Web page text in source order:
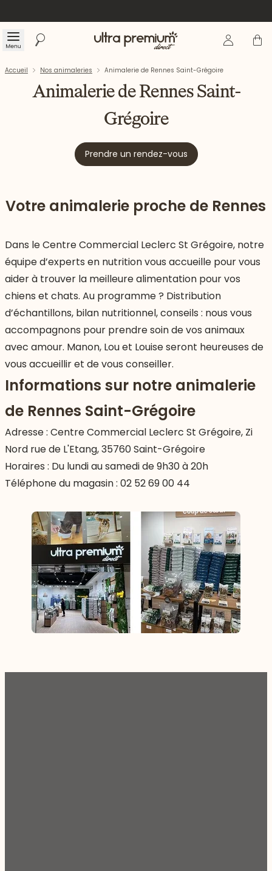
Menu Rechercher Accueil Se Panier
vers le bas
Accueil Nos animaleries Animalerie de Rennes Saint-Grégoire
Animalerie de Rennes Saint-
Grégoire
Prendre un rendez-vous
Votre animalerie proche de Rennes
Dans le Centre Commercial Leclerc St Grégoire, notre
équipe d’experts en nutrition vous accueille pour vous
aider à trouver la meilleure alimentation pour vos
chiens et chats. Au programme ? Distribution
d’échantillons, bilan nutritionnel, conseils : nous vous
accompagnons pour prendre soin de vos animaux
avec amour. Manon, Lou et Louise seront heureuses de
vous accueillir et de vous conseiller.
Informations sur notre animalerie
de Rennes Saint-Grégoire
Adresse : Centre Commercial Leclerc St Grégoire, Zi
Nord rue de L'Etang, 35760 Saint-Grégoire
Horaires : Du lundi au samedi de 9h30 à 20h
Téléphone du magasin : 02 52 69 00 44